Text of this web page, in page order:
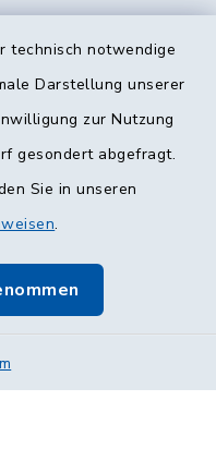
technisch notwendige
Darstellung unserer
zur Nutzung
gesondert abgefragt.
Sie in unseren
.